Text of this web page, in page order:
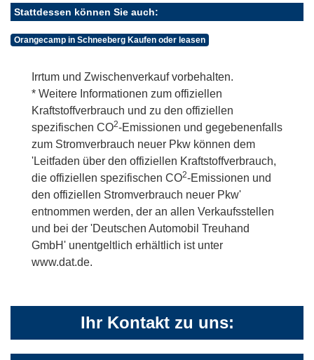
Stattdessen können Sie auch:
Orangecamp in Schneeberg Kaufen oder leasen
Irrtum und Zwischenverkauf vorbehalten.
* Weitere Informationen zum offiziellen
Kraftstoffverbrauch und zu den offiziellen
spezifischen CO2-Emissionen und gegebenenfalls
zum Stromverbrauch neuer Pkw können dem
'Leitfaden über den offiziellen Kraftstoffverbrauch,
die offiziellen spezifischen CO2-Emissionen und
den offiziellen Stromverbrauch neuer Pkw'
entnommen werden, der an allen Verkaufsstellen
und bei der 'Deutschen Automobil Treuhand
GmbH' unentgeltlich erhältlich ist unter
www.dat.de.
Ihr Kontakt zu uns: